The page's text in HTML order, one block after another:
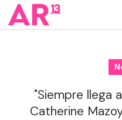
"Siempre llega
Catherine